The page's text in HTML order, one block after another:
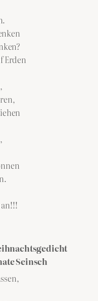
Erden
Seinsch